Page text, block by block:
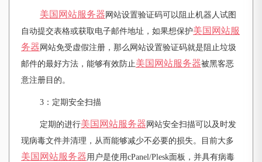
美国网站服务器网站设置验证码可以阻止机器人试图
自动提交表格或获取电子邮件地址，如果想保护美国网站服
务器网站免受虚假注册，那么网站设置验证码就是阻止垃圾
邮件的最好方法，能够有效防止 美国网站服务器被黑客恶
意注册目的。
3 ：定期安全扫描
定期的进行美国网站服务器网站安全扫描可以及时发
现病毒文件并清理，从而能够减少不必要的损失。目前大多
美国网站服务器 用户是使用cPanel/Plesk面板，并具有病毒